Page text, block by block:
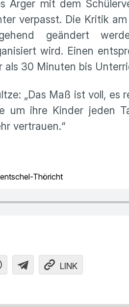
Ärger mit dem
verpasst. Die Kritik
geändert
wird. Einen
als 30 Minuten bis
„Das Maß ist voll,
um ihre Kinder jeden
vertrauen.“
Thöricht
LINK